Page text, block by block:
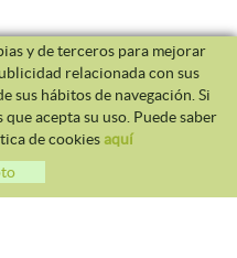
y de terceros para mejorar
relacionada con sus
sus hábitos de navegación. Si
acepta su uso. Puede saber
de cookiesaquí